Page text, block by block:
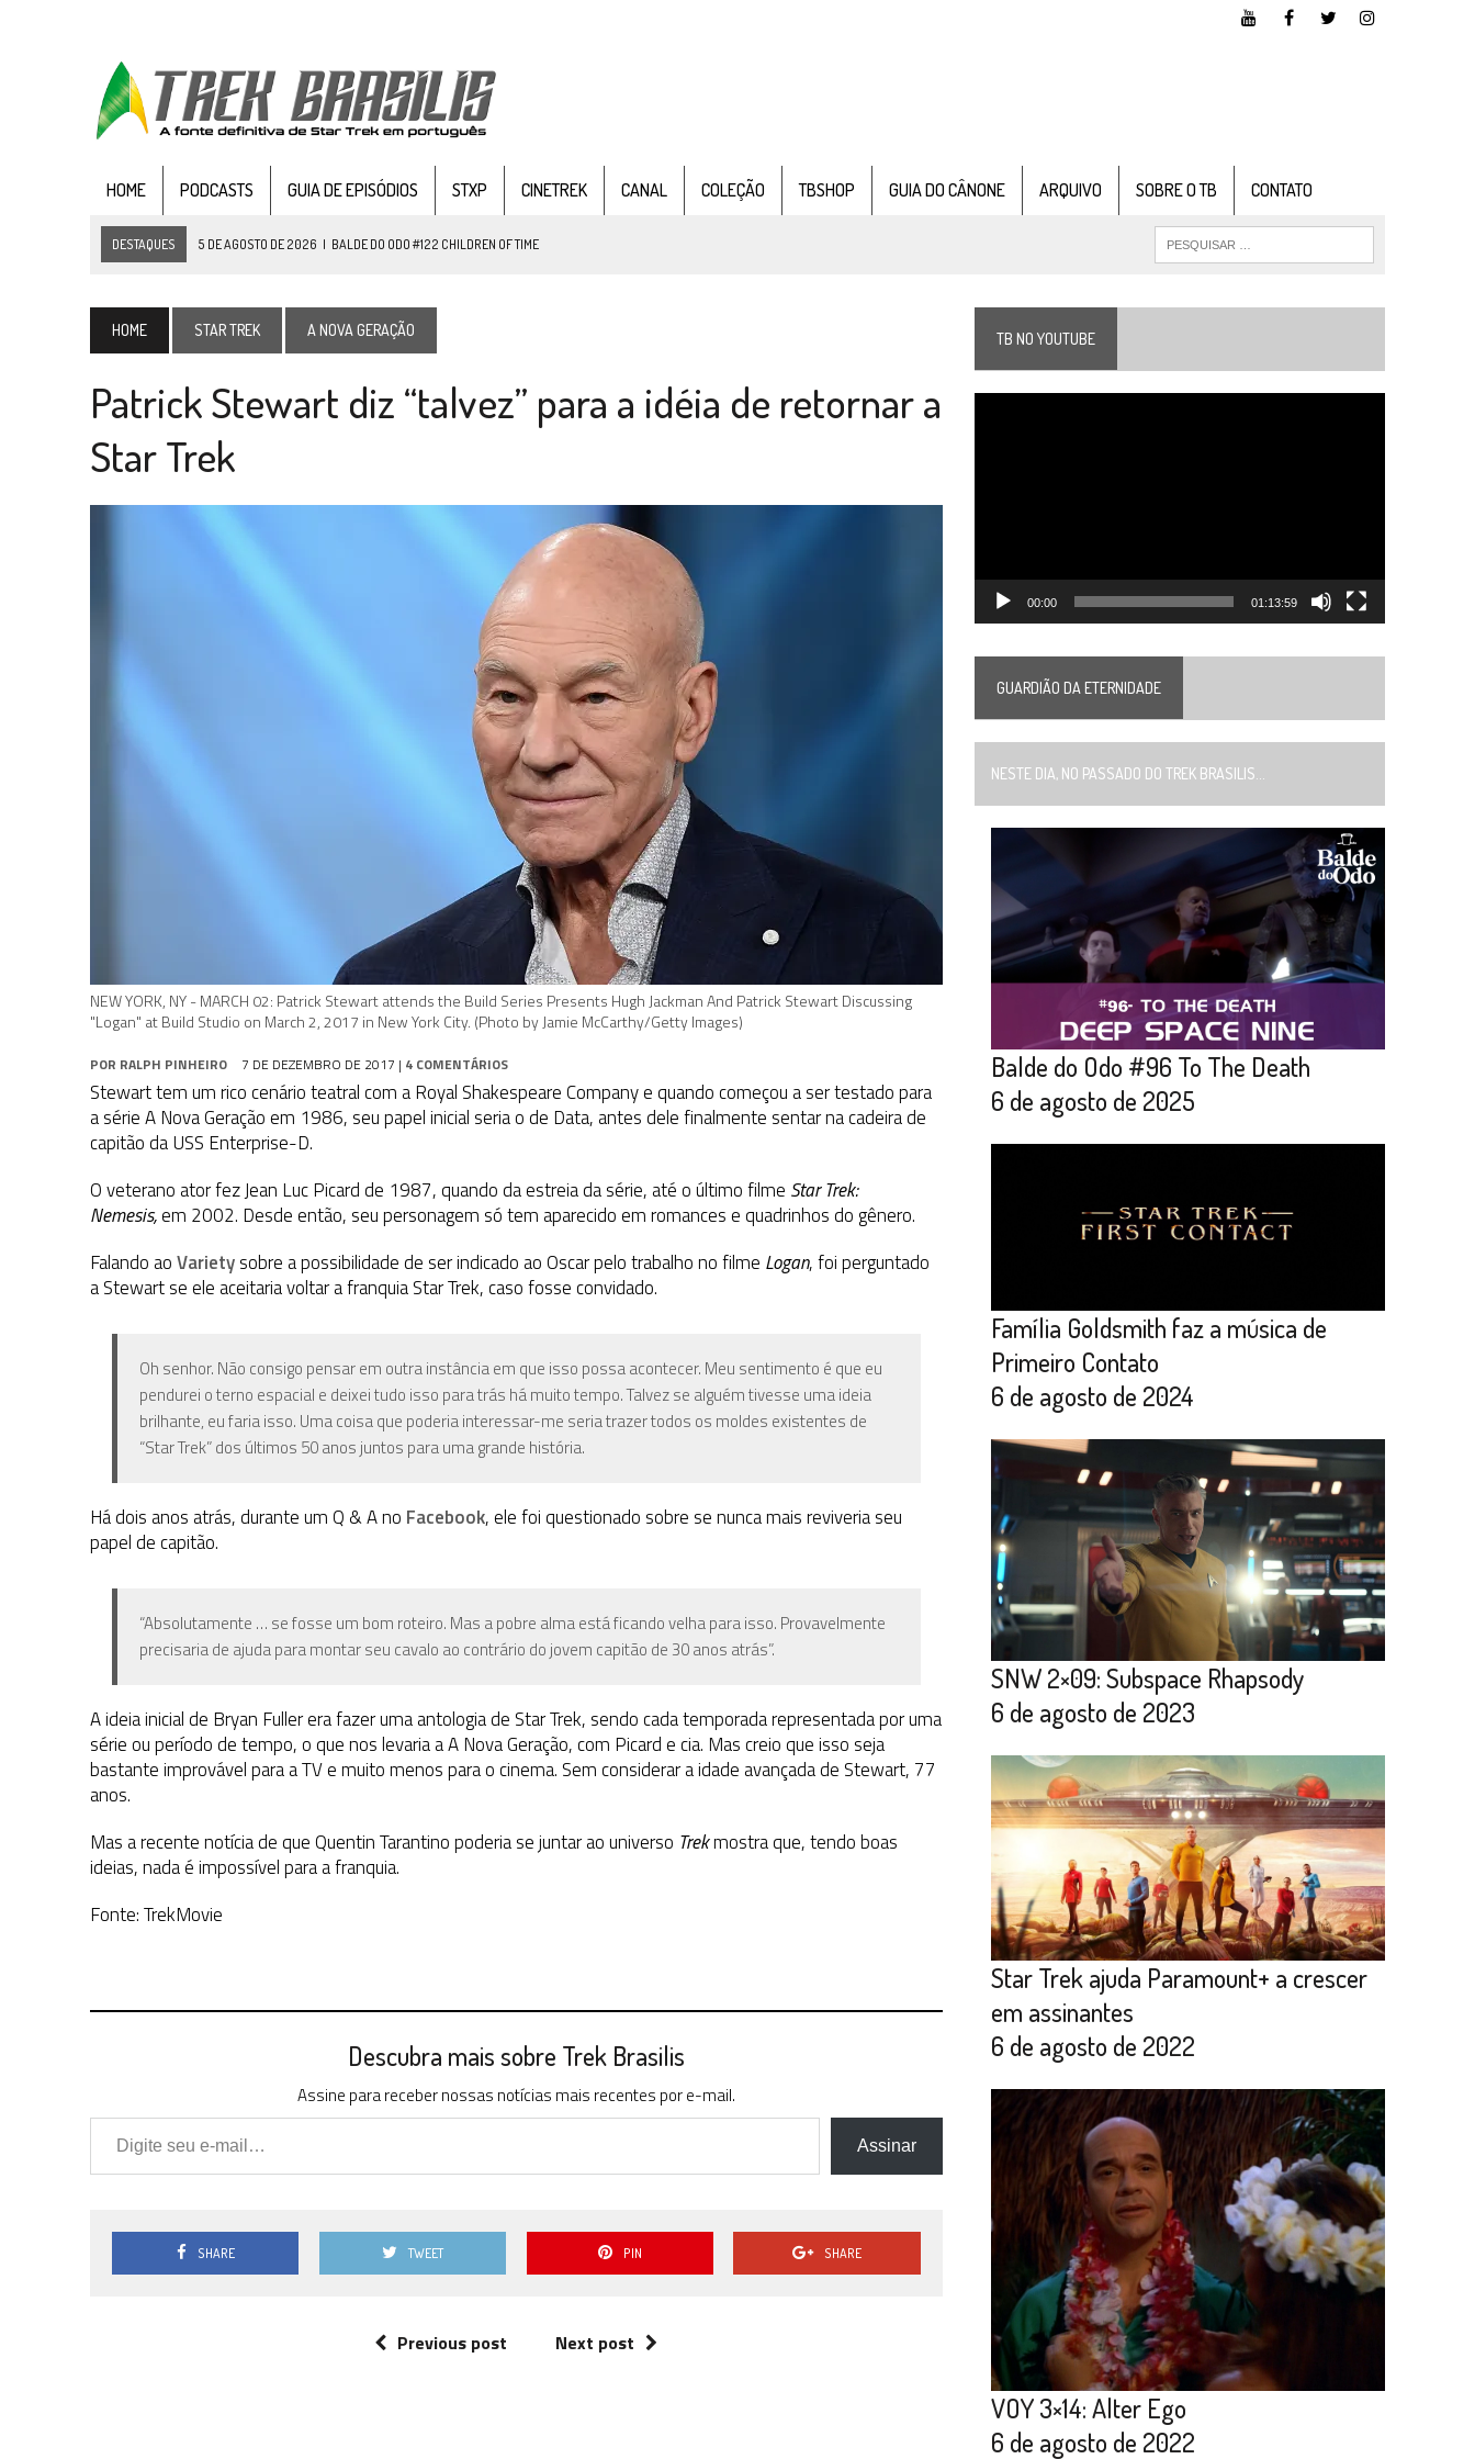
HOME PODCASTS GUIA DE EPISÓDIOS STXP CINETREK CANAL COLEÇÃO TBSHOP GUIA DO CÂNONE ARQUIVO SOBRE O TB CONTATO
DESTAQUES 5 DE AGOSTO DE 2026 | BALDE DO ODO #122 CHILDREN OF TIME
2 DE AGOSTO DE 2026 TB AO VIVO | STAR TREK: STRANGE NEW WORLDS – “THE GRIFFIN INCIDENT” (4×02)
1 DE AGOSTO DE 2026 | ELENCO DE STRANGE NEW WORLDS ENCARA O FIM DE UMA ERA NA SDCC
31 DE JULHO DE 2026
AVALIE E COMENTE SNW 4×03: HUMAN BEST FRIEND
HOME STAR TREK A NOVA GERAÇÃO
Patrick Stewart diz “talvez” para a idéia de retornar a
Star Trek
NEW YORK, NY - MARCH 02: Patrick Stewart attends the Build Series Presents Hugh Jackman And Patrick Stewart Discussing
"Logan" at Build Studio on March 2, 2017 in New York City. (Photo by Jamie McCarthy/Getty Images)
POR RALPH PINHEIRO 7 DE DEZEMBRO DE 2017 | 4 COMENTÁRIOS
Stewart tem um rico cenário teatral com a Royal Shakespeare Company e quando começou a ser testado para
a série A Nova Geração em 1986, seu papel inicial seria o de Data, antes dele finalmente sentar na cadeira de
capitão da USS Enterprise-D.
O veterano ator fez Jean Luc Picard de 1987, quando da estreia da série, até o último filme Star Trek:
Nemesis,em 2002. Desde então, seu personagem só tem aparecido em romances e quadrinhos do gênero.
Falando aoVarietysobre a possibilidade de ser indicado ao Oscar pelo trabalho no filme Logan, foi perguntado
a Stewart se ele aceitaria voltar a franquia Star Trek, caso fosse convidado.
Oh senhor. Não consigo pensar em outra instância em que isso possa acontecer. Meu sentimento é que eu
pendurei o terno espacial e deixei tudo isso para trás há muito tempo.Talvez se alguém tivesse uma ideia
brilhante, eu faria isso. Uma coisa que poderia interessar-me seria trazer todos os moldes existentes de
“Star Trek” dos últimos 50 anos juntos para uma grande história.
Há dois anos atrás, durante um Q & A no Facebook, ele foi questionado sobre se nunca mais reviveria seu
papel de capitão.
“Absolutamente … se fosse um bom roteiro. Mas a pobre alma está ficando velha para isso. Provavelmente
precisaria de ajuda para montar seu cavalo ao contrário do jovem capitão de 30 anos atrás”.
A ideia inicial de Bryan Fuller era fazer uma antologia de Star Trek, sendo cada temporada representada por uma
série ou período de tempo, o que nos levaria a A Nova Geração, com Picard e cia. Mas creio que isso seja
bastante improvável para a TV e muito menos para o cinema. Sem considerar a idade avançada de Stewart, 77
anos.
Mas a recente notícia de que Quentin Tarantino poderia se juntar ao universo Trekmostra que, tendo boas
ideias, nada é impossível para a franquia.
Fonte: TrekMovie
Descubra mais sobre Trek Brasilis
Assine para receber nossas notícias mais recentes por e-mail.
Digite seu e-mail…
Assinar
SHARE TWEET PIN SHARE
Previous post Next post
TB NO YOUTUBE
00:00 01:13:59
GUARDIÃO DA ETERNIDADE
NESTE DIA, NO PASSADO DO TREK BRASILIS...
Balde do Odo #96 To The Death
6 de agosto de 2025
Família Goldsmith faz a música de
Primeiro Contato
6 de agosto de 2024
SNW 2×09: Subspace Rhapsody
6 de agosto de 2023
Star Trek ajuda Paramount+ a crescer
em assinantes
6 de agosto de 2022
VOY 3×14: Alter Ego
6 de agosto de 2022